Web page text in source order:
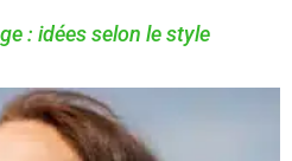
: idées selon le style